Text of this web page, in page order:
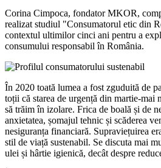
Corina Cimpoca, fondator MKOR,
realizat studiul "Consumatorul etic din
contextul ultimilor cinci ani pentru a
consumului responsabil în România.
În 2020 toată lumea a fost zguduită de
toții că starea de urgență din martie-mai
să trăim în izolare. Frica de boală și de
anxietatea, șomajul tehnic și scăderea
nesiguranța financiară. Supraviețuirea
stil de viață sustenabil. Se discuta mai
ulei și hârtie igienică, decât despre